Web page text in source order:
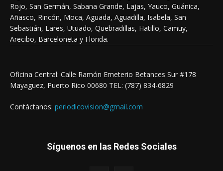
Rojo, San Germán, Sabana Grande, Lajas, Yauco, Guánica,
Añasco, Rincón, Moca, Aguada, Aguadilla, Isabela, San
Sebastián, Lares, Utuado, Quebradillas, Hatillo, Camuy,
Arecibo, Barceloneta y Florida.
Oficina Central: Calle Ramón Emeterio Betances Sur #178
Mayaguez, Puerto Rico 00680 TEL: (787) 834-6829
Contáctanos: periodicovision@gmail.com
Síguenos en las Redes Sociales